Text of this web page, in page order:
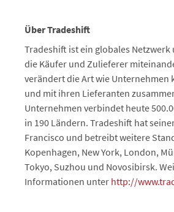
Über Tradeshift
Tradeshift ist ein globales
die Käufer und Zulieferer
verändert die Art wie Unternehmen
und mit ihren Lieferanten
Unternehmen verbindet heute
in 190 Ländern. Tradeshift hat
Francisco und betreibt weitere
Kopenhagen, New York, London,
Tokyo, Suzhou und Novosibirsk.
Informationen unter http://